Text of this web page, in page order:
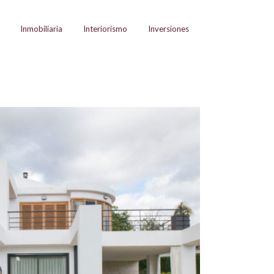
Inmobiliaria Interiorismo Inversiones